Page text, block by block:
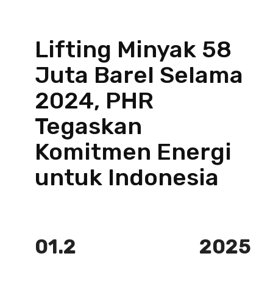
Lifting Minyak 58
Juta Barel Selama
2024, PHR
Tegaskan
Komitmen Energi
untuk Indonesia
01.2 2025